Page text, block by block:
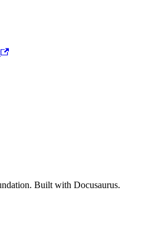
Built with Docusaurus.